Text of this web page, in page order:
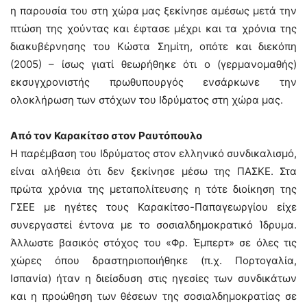
η παρουσία του στη χώρα μας ξεκίνησε αμέσως μετά την
πτώση της χούντας και έφτασε μέχρι και τα χρόνια της
διακυβέρνησης του Κώστα Σημίτη, οπότε και διεκόπη
(2005) – ίσως γιατί θεωρήθηκε ότι ο (γερμανομαθής)
εκσυγχρονιστής πρωθυπουργός ενσάρκωνε την
ολοκλήρωση των στόχων του Ιδρύματος στη χώρα μας.
Από τον Καρακίτσο στον Ραυτόπουλο
Η παρέμβαση του Ιδρύματος στον ελληνικό συνδικαλισμό,
είναι αλήθεια ότι δεν ξεκίνησε μέσω της ΠΑΣΚΕ. Στα
πρώτα χρόνια της μεταπολίτευσης η τότε διοίκηση της
ΓΣΕΕ με ηγέτες τους Καρακίτσο-Παπαγεωργίου είχε
συνεργαστεί έντονα με το σοσιαλδημοκρατικό Ίδρυμα.
Άλλωστε βασικός στόχος του «Φρ. Έμπερτ» σε όλες τις
χώρες όπου δραστηριοποιήθηκε (π.χ. Πορτογαλία,
Ισπανία) ήταν η διείσδυση στις ηγεσίες των συνδικάτων
και η προώθηση των θέσεων της σοσιαλδημοκρατίας σε